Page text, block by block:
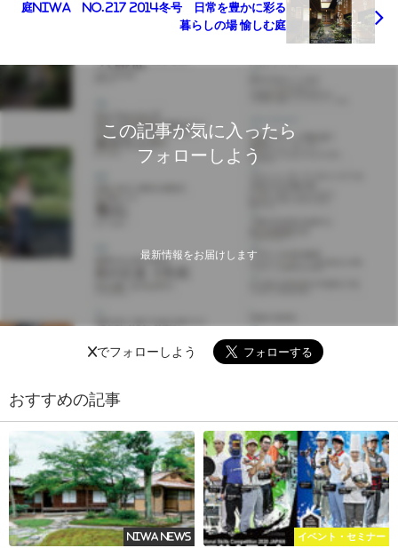
庭NIWA No.217 2014冬号 日常を豊かに彩る
暮らしの場 愉しむ庭
この記事が気に入ったら
フォローしよう
最新情報をお届けします
Xでフォローしよう
おすすめの記事
NIWA NEWS イベント・セミナー